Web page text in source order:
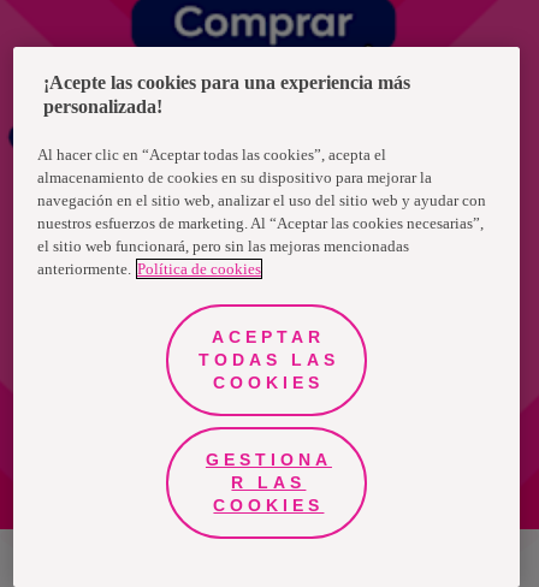
¡Acepte las cookies para una experiencia más
personalizada!
Al hacer clic en “Aceptar todas las cookies”, acepta el
almacenamiento de cookies en su dispositivo para mejorar la
navegación en el sitio web, analizar el uso del sitio web y ayudar con
nuestros esfuerzos de marketing. Al “Aceptar las cookies necesarias”,
el sitio web funcionará, pero sin las mejoras mencionadas
anteriormente. Política de cookies
ACEPTAR
TODAS LAS
COOKIES
GESTIONA
R LAS
COOKIES